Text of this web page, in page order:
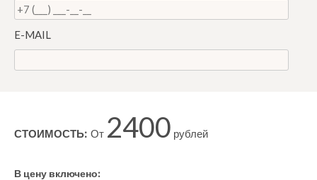
E-MAIL
СТОИМОСТЬ: От 2400 рублей
В цену включено: